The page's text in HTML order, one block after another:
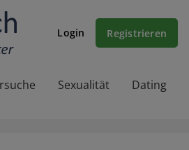
Login Registrieren
Sexualität
Dating